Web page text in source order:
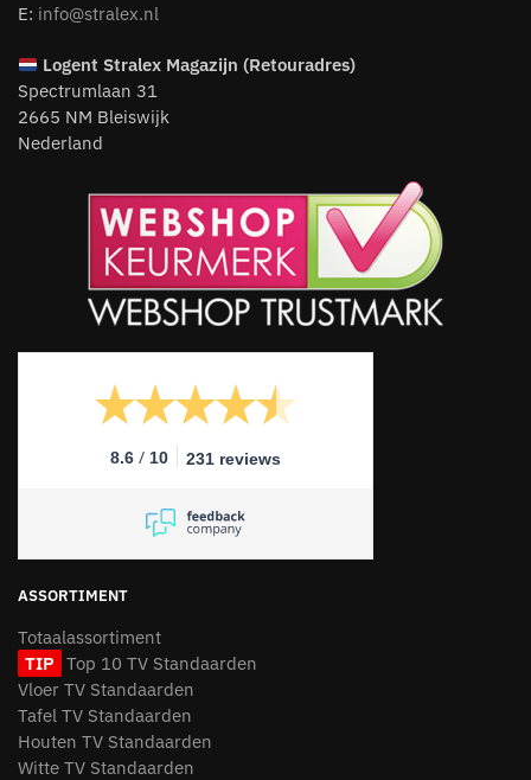
E: info@stralex.nl
LogentStralex Magazijn (Retouradres)
Spectrumlaan 31
2665 NM Bleiswijk
Nederland
8.6 / 10 231 reviews
ASSORTIMENT
Totaalassortiment
TIP Top 10 TV Standaarden
Vloer TV Standaarden
Tafel TV Standaarden
Houten TV Standaarden
Witte TV Standaarden